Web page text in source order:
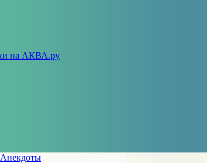
Анекдоты